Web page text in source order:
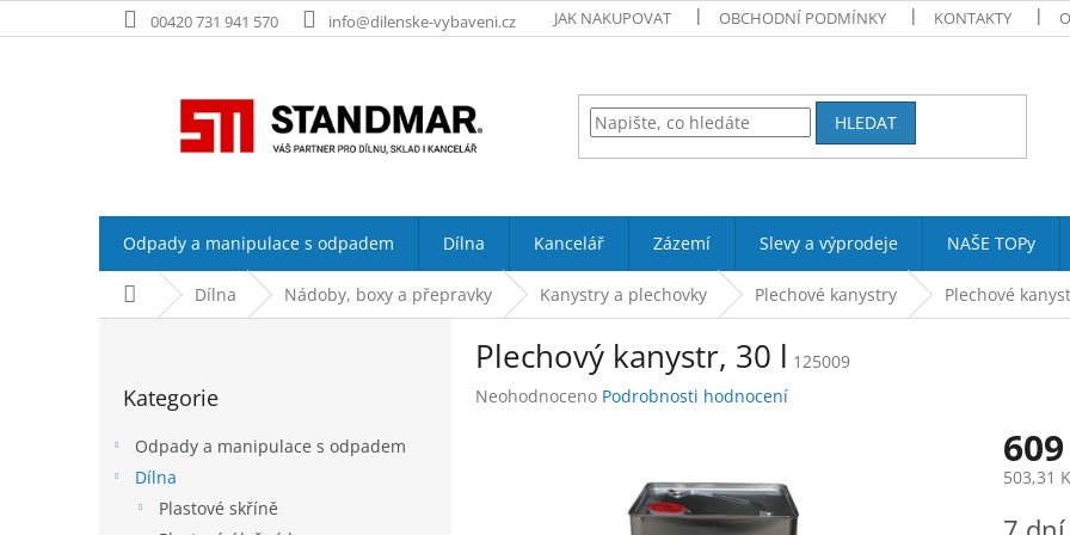
na
00420 731 941 570 info@dilenske-vybaveni.cz JAK NAKUPOVAT OBCHODNÍ PODMÍNKY KONTAKTY
HLEDAT
Odpady a manipulace s odpadem Dílna Kancelář Zázemí Slevy a výprodeje NAŠE TOPy
Domů Dílna Nádoby, boxy a přepravky Kanystry a plechovky Plechové kanystry Plechové
kategorie
Kategorie
Odpady a manipulace s odpadem
Dílna
Plastové skříně
Plechový kanystr, 30 l 125009
Průměrné
Neohodnoceno Podrobnosti hodnocení
503,31